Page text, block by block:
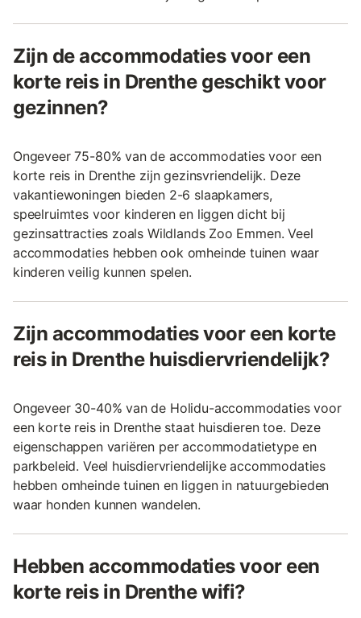
Zijn de accommodaties voor een
korte reis in Drenthe geschikt voor
gezinnen?
Ongeveer 75-80% van de accommodaties voor een
korte reis in Drenthe zijn gezinsvriendelijk. Deze
vakantiewoningen bieden 2-6 slaapkamers,
speelruimtes voor kinderen en liggen dicht bij
gezinsattracties zoals Wildlands Zoo Emmen. Veel
accommodaties hebben ook omheinde tuinen waar
kinderen veilig kunnen spelen.
Zijn accommodaties voor een korte
reis in Drenthe huisdiervriendelijk?
Ongeveer 30-40% van de Holidu-accommodaties voor
een korte reis in Drenthe staat huisdieren toe. Deze
eigenschappen variëren per accommodatietype en
parkbeleid. Veel huisdiervriendelijke accommodaties
hebben omheinde tuinen en liggen in natuurgebieden
waar honden kunnen wandelen.
Hebben accommodaties voor een
korte reis in Drenthe wifi?